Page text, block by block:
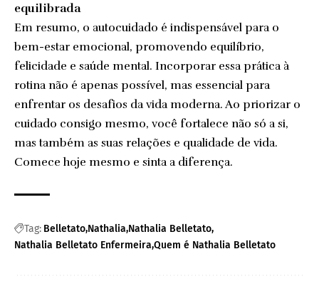
equilibrada
Em resumo, o autocuidado é indispensável para o
bem-estar emocional, promovendo equilíbrio,
felicidade e saúde mental. Incorporar essa prática à
rotina não é apenas possível, mas essencial para
enfrentar os desafios da vida moderna. Ao priorizar o
cuidado consigo mesmo, você fortalece não só a si,
mas também as suas relações e qualidade de vida.
Comece hoje mesmo e sinta a diferença.
Tag: Belletato Nathalia Nathalia Belletato
Nathalia Belletato Enfermeira Quem é Nathalia Belletato